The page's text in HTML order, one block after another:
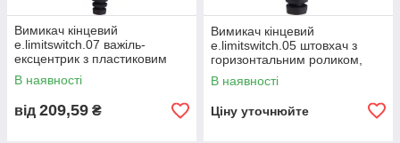
Вимикач кінцевий
e.limitswitch.07 важіль-
ексцентрик з пластиковим
кінцем, E.NEXT, (s0070011)
В наявності
від 209,59 ₴
Вимикач кінцевий
e.limitswitch.05 штовхач з
горизонтальним роликом,
E.NEXT, (s0070009)
В наявності
Ціну уточнюйте